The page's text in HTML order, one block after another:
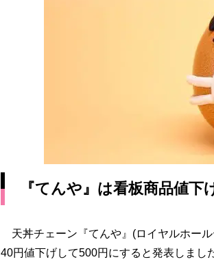
『てんや』は看板商品値
天丼チェーン『てんや』(ロイヤルホール
40円値下げして500円にすると発表しまし